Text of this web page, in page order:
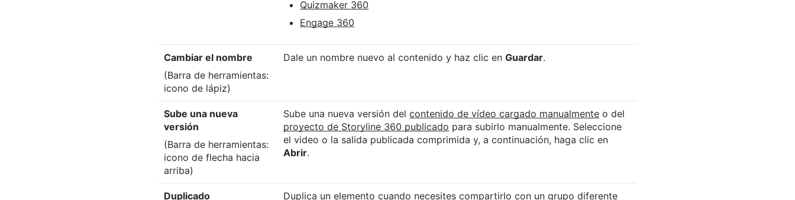
Quizmaker 360
Engage 360
Cambiar el nombre
(Barra de herramientas:
icono de lápiz)
Dale un nombre nuevo al contenido y haz clic enGuardar.
Sube una nueva
versión
(Barra de herramientas:
icono de flecha hacia
arriba)
Sube una nueva versión delcontenido de vídeo cargado manualmente o del
proyecto de Storyline 360 publicado para subirlo manualmente. Seleccione
el video o la salida publicada comprimida y, a continuación, haga clic en
Abrir.
Duplicado Duplica un elemento cuando necesites compartirlo con un grupo diferente